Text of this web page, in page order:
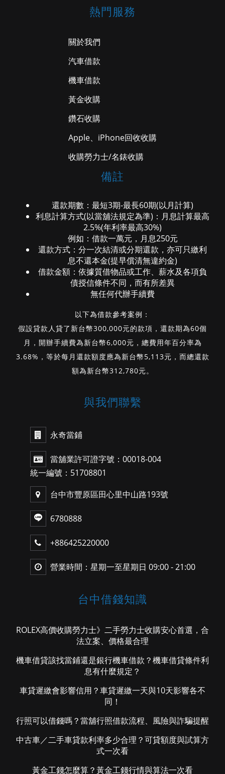
熱門服務
關於我們
汽車借款
機車借款
黃金收購
鑽石收購
Apple、iPhone回收收購
收購勞力士/名錶收購
備註
還款期數：最短3期-最長60期(以月計算)
利息計算方式(以當舖法規定為準)：月息計算最高
2.5%(年利率最高30%)
例如：借款一萬元，月息250元
還款方式：分一次結清或分期還款，亦可只繳利
息不還本金(提早償清無違約金)
借款金額：依據質借物品或工作、薪水及各項負
債授信條件不同，而有所差異
無任何代辦手續費
以下為借款參考案例：
假設貸款人貸了新台幣300,000元的款項，還款期為60個
月，開辦手續費為新台幣6,000元，總費用年百分率為
3.68%，等於每月還款額度應為新台幣5,113元，而總還款
額為新台幣312,780元。
與我們聯繫
永奇當鋪
當舖業許可證字號：00018-004
統一編號：51708801
台中市豐原區田心里中山路193號
6780888
+886425220000
營業時間：星期一至星期日 09:00 - 21:00
台中借錢知識
ROLEX高價收購勞力士》二手勞力士收購安心首選，合
法立案、價格最合理
機車借貸該找當鋪還是銀行機車借款？機車借貸條件利
息有什麼規定？
車貸遲繳會影響信用？車貸遲繳一天與10天影響各不
同！
行照可以借錢嗎？當舖行照借款流程、風險與詐騙提醒
中古車／二手車貸款利率多少合理？可貸額度與試算方
式一次看
黃金工錢怎麼算？黃金工錢行情與算法一次看